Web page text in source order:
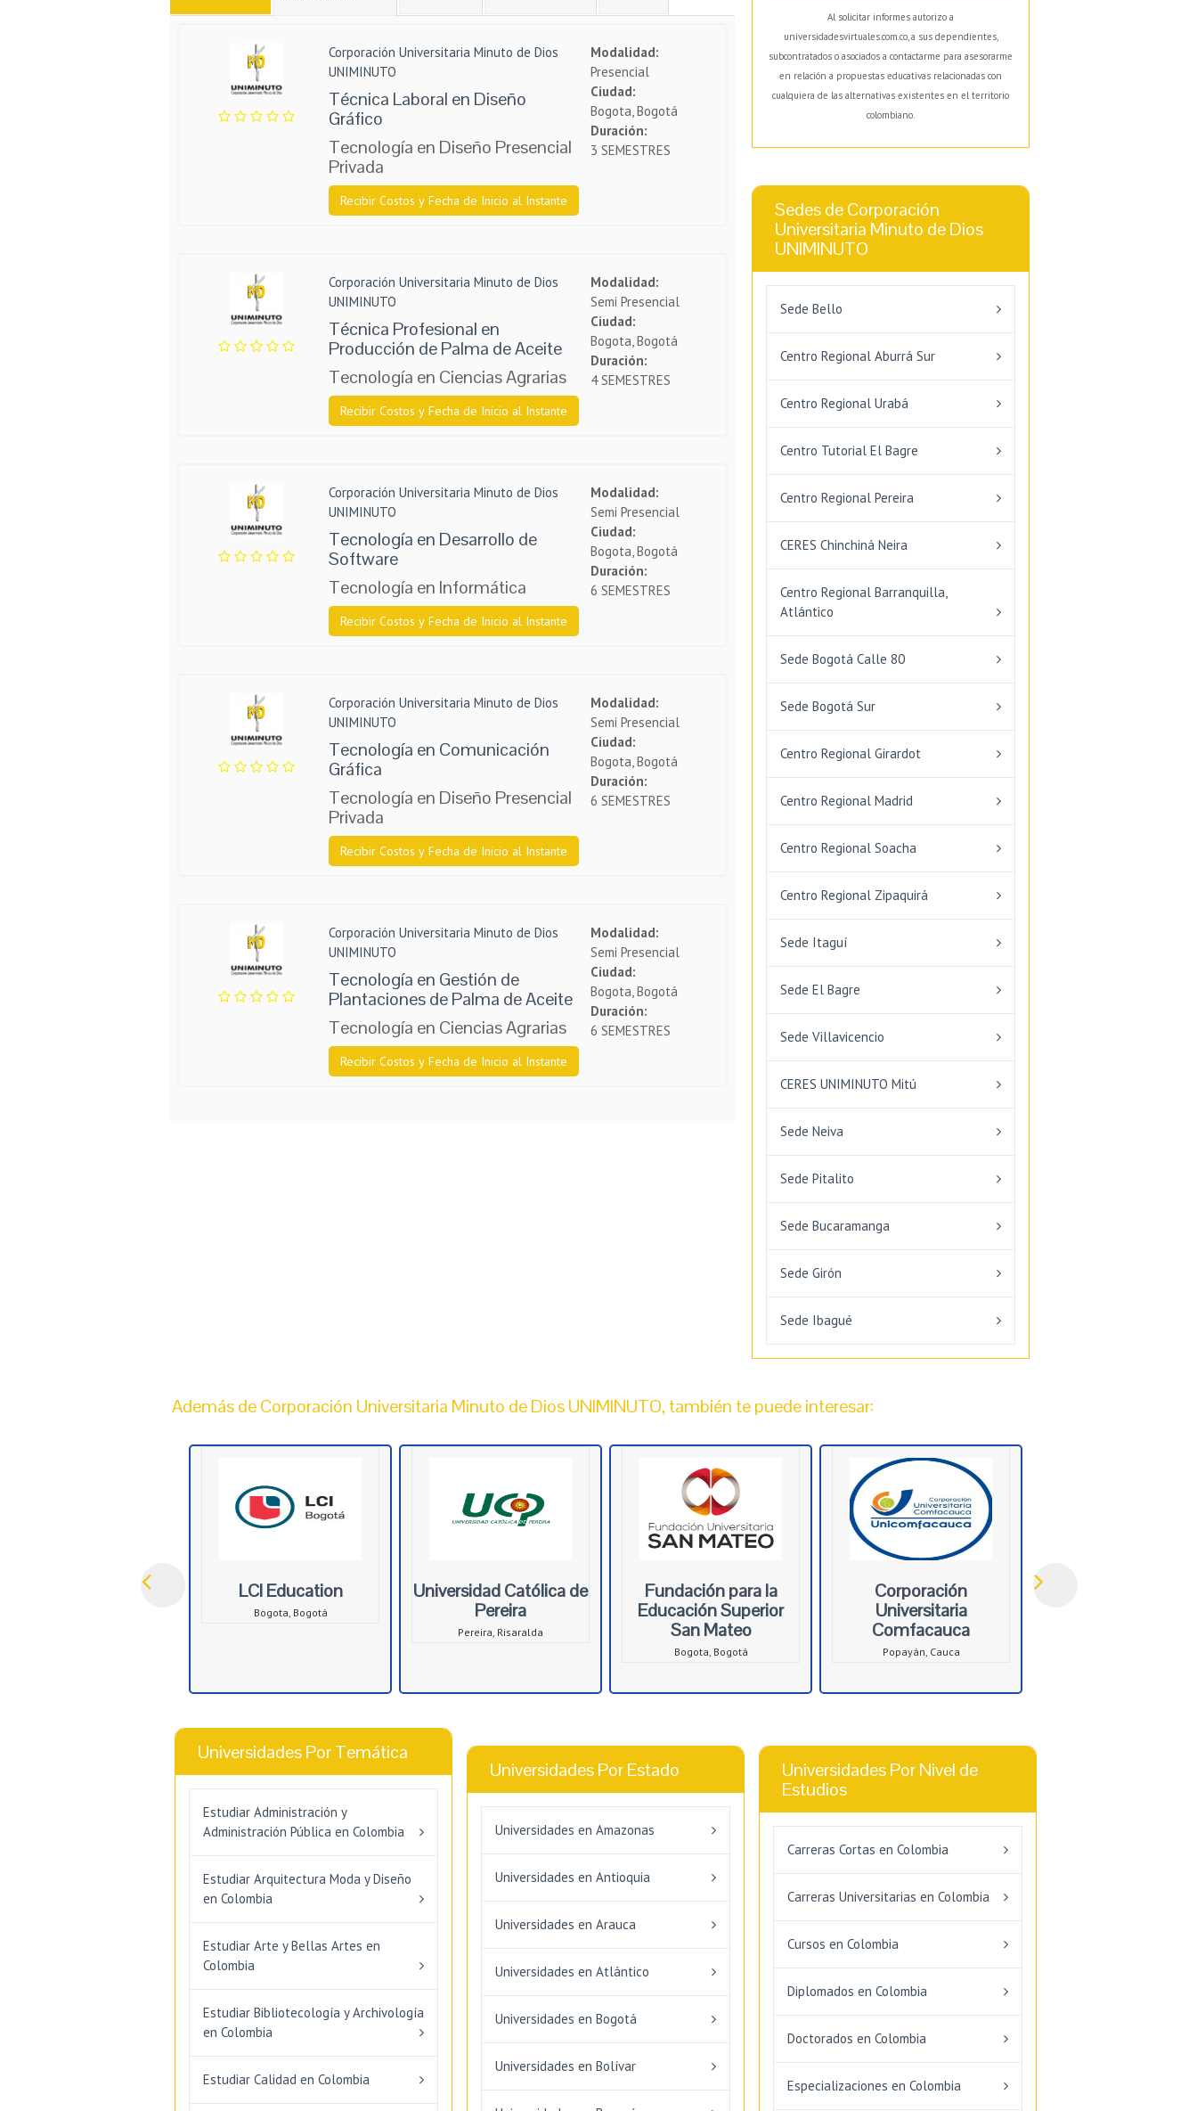
Corporación Universitaria Minuto de Dios
UNIMINUTO
Técnica Laboral en Diseño
Gráfico
Tecnología en Diseño Presencial
Privada
Recibir Costos y Fecha de Inicio al Instante
Modalidad:
Presencial
Ciudad:
Bogota, Bogotá
Duración:
3 SEMESTRES
Corporación Universitaria Minuto de Dios
UNIMINUTO
Técnica Profesional en
Producción de Palma de Aceite
Tecnología en Ciencias Agrarias
Recibir Costos y Fecha de Inicio al Instante
Modalidad:
Semi Presencial
Ciudad:
Bogota, Bogotá
Duración:
4 SEMESTRES
Corporación Universitaria Minuto de Dios
UNIMINUTO
Tecnología en Desarrollo de
Software
Tecnología en Informática
Recibir Costos y Fecha de Inicio al Instante
Modalidad:
Semi Presencial
Ciudad:
Bogota, Bogotá
Duración:
6 SEMESTRES
Corporación Universitaria Minuto de Dios
UNIMINUTO
Tecnología en Comunicación
Gráfica
Tecnología en Diseño Presencial
Privada
Recibir Costos y Fecha de Inicio al Instante
Modalidad:
Semi Presencial
Ciudad:
Bogota, Bogotá
Duración:
6 SEMESTRES
Corporación Universitaria Minuto de Dios
UNIMINUTO
Tecnología en Gestión de
Plantaciones de Palma de Aceite
Tecnología en Ciencias Agrarias
Recibir Costos y Fecha de Inicio al Instante
Modalidad:
Semi Presencial
Ciudad:
Bogota, Bogotá
Duración:
6 SEMESTRES
Al solicitar informes autorizo a
universidadesvirtuales.com.co, a sus dependientes,
subcontratados o asociados a contactarme para asesorarme
en relación a propuestas educativas relacionadas con
cualquiera de las alternativas existentes en el territorio
colombiano.
Sedes de Corporación
Universitaria Minuto de Dios
UNIMINUTO
Sede Bello
Centro Regional Aburrá Sur
Centro Regional Urabá
Centro Tutorial El Bagre
Centro Regional Pereira
CERES Chinchiná Neira
Centro Regional Barranquilla,
Atlántico
Sede Bogotá Calle 80
Sede Bogotá Sur
Centro Regional Girardot
Centro Regional Madrid
Centro Regional Soacha
Centro Regional Zipaquirá
Sede Itaguí
Sede El Bagre
Sede Villavicencio
CERES UNIMINUTO Mitú
Sede Neiva
Sede Pitalito
Sede Bucaramanga
Sede Girón
Sede Ibagué
Además de Corporación Universitaria Minuto de Dios UNIMINUTO, también te puede interesar:
LCI Education
Bogota, Bogotá
Universidad Católica de
Pereira
Pereira, Risaralda
Fundación para la
Educación Superior
San Mateo
Bogota, Bogotá
Corporación
Universitaria
Comfacauca
Popayán, Cauca
Universidades Por Temática
Estudiar Administración y
Administración Pública en Colombia
Estudiar Arquitectura Moda y Diseño
en Colombia
Estudiar Arte y Bellas Artes en
Colombia
Estudiar Bibliotecología y Archivología
en Colombia
Estudiar Calidad en Colombia
Universidades Por Estado
Universidades en Amazonas
Universidades en Antioquia
Universidades en Arauca
Universidades en Atlántico
Universidades en Bogotá
Universidades en Bolívar
Universidades Por Nivel de
Estudios
Carreras Cortas en Colombia
Carreras Universitarias en Colombia
Cursos en Colombia
Diplomados en Colombia
Doctorados en Colombia
Especializaciones en Colombia